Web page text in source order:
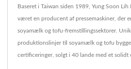
Baseret i Taiwan siden 1989, Yung Soon
været en producent af pressemaskiner, der
soyamælk og tofu-fremstillingssektorer.
produktionslinjer til soyamælk og tofu
certificeringer, solgt i 40 lande med et solidt